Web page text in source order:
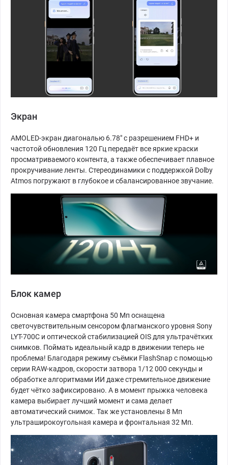
Экран
AMOLED-экран диагональю 6.78" с разрешением FHD+ и
частотой обновления 120 Гц передаёт все яркие краски
просматриваемого контента, а также обеспечивает плавное
прокручивание ленты. Стереодинамики с поддержкой Dolby
Atmos погружают в глубокое и сбалансированное звучание.
Блок камер
Основная камера смартфона 50 Мп оснащена
светочувствительным сенсором флагманского уровня Sony
LYT-700C и оптической стабилизацией OIS для ультрачётких
снимков. Поймать идеальный кадр в движении теперь не
проблема! Благодаря режиму съёмки FlashSnap с помощью
серии RAW-кадров, скорости затвора 1/12 000 секунды и
обработке алгоритмами ИИ даже стремительное движение
будет чётко зафиксировано. А в момент прыжка человека
камера выбирает лучший момент и сама делает
автоматический снимок. Так же установлены 8 Мп
ультраширокоугольная камера и фронтальная 32 Мп.